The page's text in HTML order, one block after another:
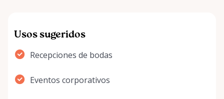
Usos sugeridos
Recepciones de bodas
Eventos corporativos